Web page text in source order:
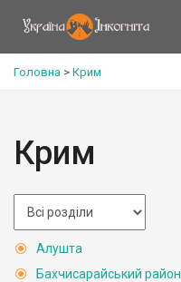
Головна > Крим
Крим
Алушта
Бахчисарайський район